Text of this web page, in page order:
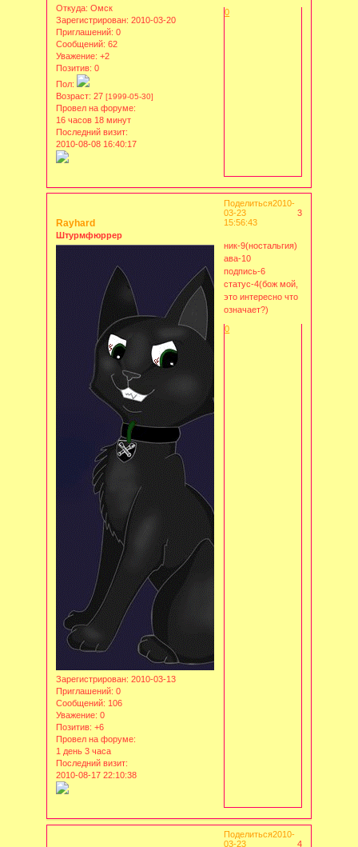
Откуда: Омск
Зарегистрирован: 2010-03-20
Приглашений: 0
Сообщений: 62
Уважение: +2
Позитив: 0
Пол:
Возраст: 27[1999-05-30]
Провел на форуме:
16 часов 18 минут
Последний визит:
2010-08-08 16:40:17
0
Поделиться
3
2010-
03-23
15:56:43
Rayhard
Штурмфюррер
Зарегистрирован: 2010-03-13
Приглашений: 0
Сообщений: 106
Уважение: 0
Позитив: +6
Провел на форуме:
1 день 3 часа
Последний визит:
2010-08-17 22:10:38
ник-9(ностальгия)
ава-10
подпись-6
статус-4(бож мой,
это интересно что
означает?)
0
Поделиться
4
2010-
03-23